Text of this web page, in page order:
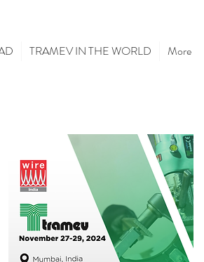
TRAMEV IN THE WORLD More